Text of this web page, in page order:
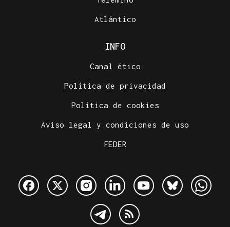
Atlántico
INFO
Canal ético
Política de privacidad
Política de cookies
Aviso legal y condiciones de uso
FEDER